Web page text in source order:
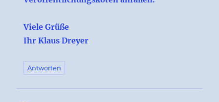
Viele Grüße
Ihr Klaus Dreyer
Antworten